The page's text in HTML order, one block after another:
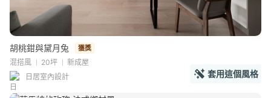
胡桃鉗與黛月兔 獲獎
混搭風 20坪
新成屋
日居室內設計
套用這個風格